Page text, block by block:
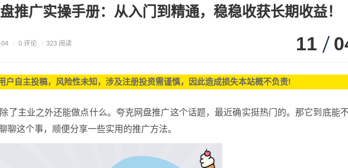
推广实操手册：从入门到精通，稳稳收获长期收益！
04 / 0 评论 / 323 阅读 11
户自主投稿， 风险性未知，涉及注册投资需谨慎，因此造成损失本站概不负责!
了主业之外还能做点什么。夸克网盘推广这个话题，最近确实挺热门的。那它到底能
聊这个事，顺便分享一些实用的推广方法。